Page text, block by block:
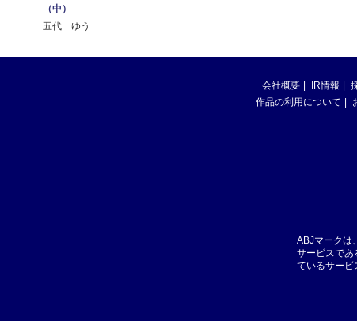
（中）
五代 ゆう
会社概要 IR情報
作品の利用について
ABJマークは
サービスであ
ているサービ